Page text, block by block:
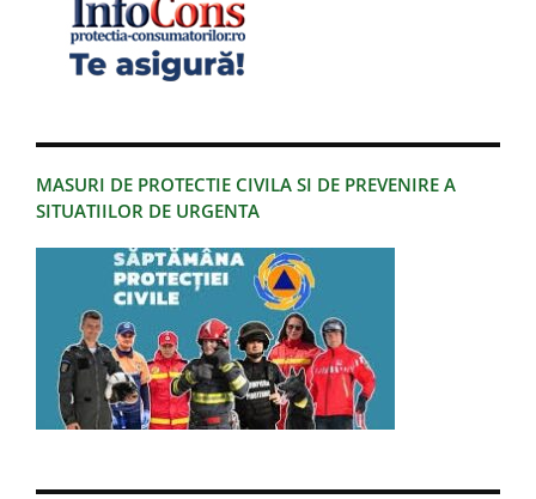
MASURI DE PROTECTIE CIVILA SI DE PREVENIRE A
SITUATIILOR DE URGENTA